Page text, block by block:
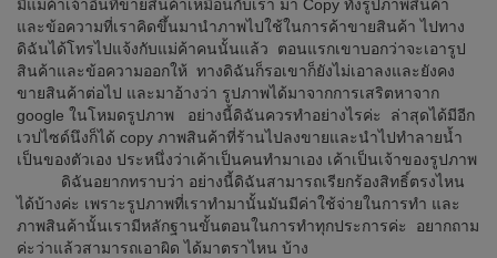
มีแม่ค้าเจ้าอื่นที่ขายสินค้าเหมือนกับเรา มา Copy ทั้งรูปภาพสินค้า
และข้อความที่เราคิดขึ้นมานำภาพไปใช้ในการค้าขายสินค้า ไปทาง
ดิฉันได้โทรไปแจ้งกับแม่ค้าคนนั้นแล้ว ตอนแรกเขาบอกว่าจะเอารูป
สินค้าและข้อความออกให้ ทางดิฉันก็รอเขาก็ยังไม่เอาลงและยังคง
ขายสินค้าต่อไป และมาอ้างว่า รูปภาพได้มาจากการเสริตหาจาก
google ในโหมดรูปภาพ อย่างนี้ดิฉันควรทำอย่างไรค่ะ ล่าสุดได้มีอีก
เวปไซด์นึงก็ได้ copy ภาพสินค้าที่ร้านไปลงขายและนำไปทำลายน้ำ
เป็นของตัวเอง ประหนึ่งว่าเค้าเป็นคนทำมาเอง เค้าเป็นเจ้าของรูปภาพ
ดิฉันอยากทราบว่า อย่างนี้ดิฉันสามารถเรียกร้องสิทธิ์ตรงไหน
ได้บ้างค่ะ เพราะรูปภาพที่เราทำมานั้นมันมีค่าใช้จ่ายในการทำ และ
ภาพสินค้านั้นเรามีหลักฐานขั้นตอนในการทำทุกประการค่ะ อยากถาม
ค่ะว่าแล้วสามารถเอาผิด ได้มาตราไหน บ้าง